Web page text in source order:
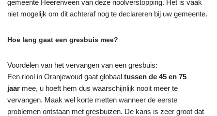
gemeente Heerenveen van deze rioolverstopping. Het is vaak
niet mogelijk om dit achteraf nog te declareren bij uw gemeente.
Hoe lang gaat een gresbuis mee?
Voordelen van het vervangen van een gresbuis:
Een riool in Oranjewoud gaat globaal tussen de 45 en 75
jaar mee, u hoeft hem dus waarschijnlijk nooit meer te
vervangen. Maak wel korte metten wanneer de eerste
problemen ontstaan met gresbuizen. De kans is zeer groot dat